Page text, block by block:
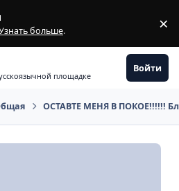
больше. ×
площадке
Войти
ОСТАВТЕ МЕНЯ В ПОКОЕ!!!!!!